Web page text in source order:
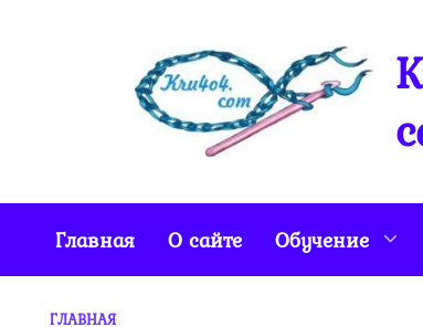
Главная О сайте Обучение
ГЛАВНАЯ